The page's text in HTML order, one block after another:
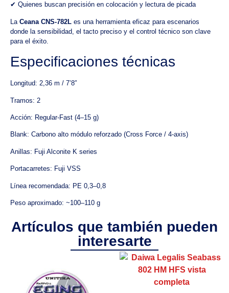
✔ Quienes buscan precisión en colocación y lectura de picada
La Ceana CNS-782L es una herramienta eficaz para escenarios
donde la sensibilidad, el tacto preciso y el control técnico son clave
para el éxito.
Especificaciones técnicas
Longitud: 2,36 m / 7’8″
Tramos: 2
Acción: Regular-Fast (4–15 g)
Blank: Carbono alto módulo reforzado (Cross Force / 4-axis)
Anillas: Fuji Alconite K series
Portacarretes: Fuji VSS
Línea recomendada: PE 0,3–0,8
Peso aproximado: ~100–110 g
Artículos que también pueden
interesarte